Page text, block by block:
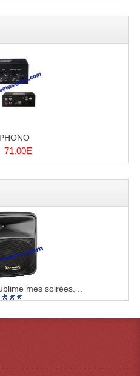
DMX
Et Divers
Lumineuse
À Leds
Ampoules
Noire Black Gun
Décharges
Couleurs
71.00E
mes soirées. ..